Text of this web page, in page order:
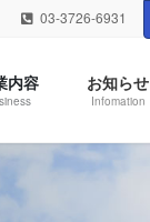
03-3726-6931
内容 お知らせ
Infomation